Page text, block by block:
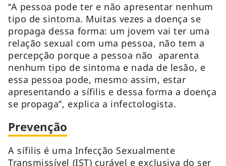
“A pessoa pode ter e não apresentar nenhum
tipo de sintoma. Muitas vezes a doença se
propaga dessa forma: um jovem vai ter uma
relação sexual com uma pessoa, não tem a
percepção porque a pessoa não aparenta
nenhum tipo de sintoma e nada de lesão, e
essa pessoa pode, mesmo assim, estar
apresentando a sífilis e dessa forma a doença
se propaga”, explica a infectologista.
Prevenção
A sífilis é uma Infecção Sexualmente
Transmissível (IST) curável e exclusiva do ser